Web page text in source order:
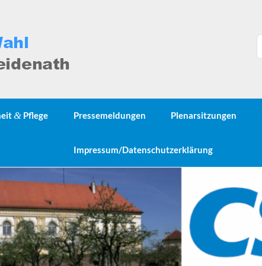
& Pflege Pressemeldungen Plenarsitzungen
Impressum/Datenschutzerklärung